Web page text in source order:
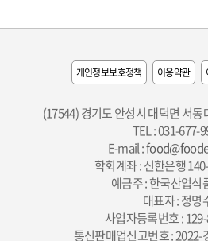
개인정보보호정책 이용약관
(17544) 경기도 안성시 대덕면 서
TEL : 031-677-
E-mail :
학회계좌 : 신한은행
예금주 : 한국산업식
대표자 : 정명
사업자등록번호 :
통신판매업신고번호 : 2022-